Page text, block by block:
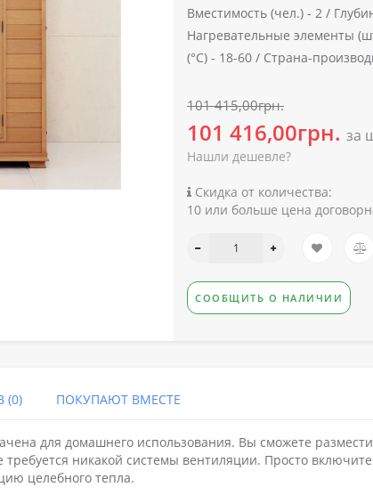
Вместимость (чел.) - 2 /
Нагревательные элементы
(°C) - 18-60 / Страна-
101 415,00грн.
101 416,00грн. за
Нашли дешевле?
Скидка от количества:
10 или больше цена
СООБЩИТЬ О НАЛИЧИИ
(0) ПОКУПАЮТ ВМЕСТЕ
для домашнего использования. Вы сможете
никакой системы вентиляции. Просто включите
целебного тепла.